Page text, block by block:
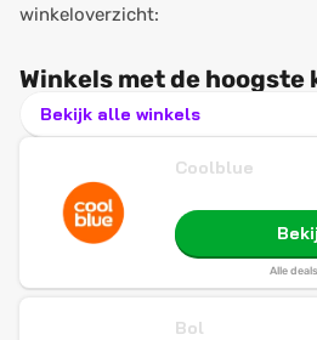
winkeloverzicht:
Winkels met de
Bekijk alle winkels
Coolblue
Alle
Bol